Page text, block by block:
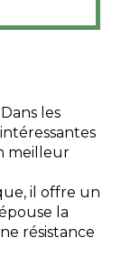
les
meilleur
il offre un
la
résistance